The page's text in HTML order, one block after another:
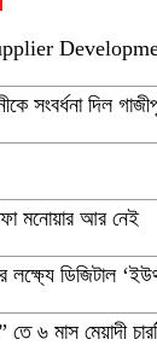
সংবর্ধনা দিল
মনোয়ার আর নেই
ডিজিটাল
৬ মাস মেয়াদী